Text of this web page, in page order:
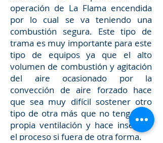
operación de La Flama encendida
por lo cual se va teniendo una
combustión segura. Este tipo de
trama es muy importante para este
tipo de equipos ya que el alto
volumen de combustión y agitación
del aire ocasionado por la
convección de aire forzado hace
que sea muy difícil sostener otro
tipo de otra más que no tengan su
propia ventilación y hace inseguro
el proceso si fuera de otra forma.